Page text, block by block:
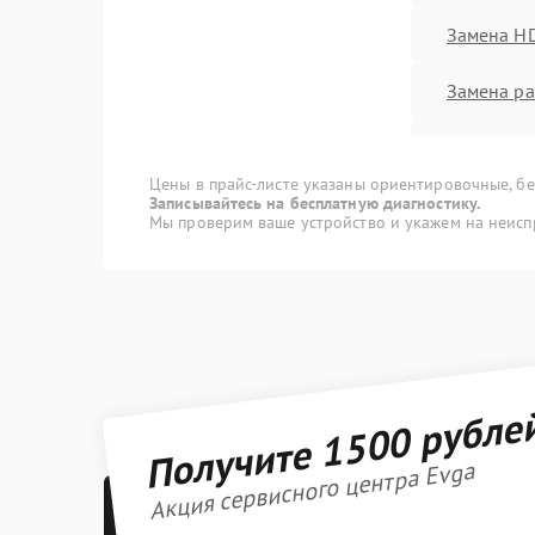
Замена
Замена
Замена
Цены в прайс-листе указаны ориентировочные,
Записывайтесь на бесплатную диагностику.
Мы проверим ваше устройство и укажем на
Получите 1500
Акция сервисного центра Evga